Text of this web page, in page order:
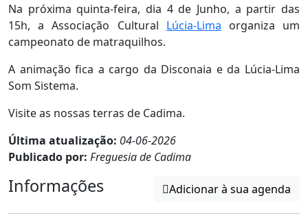
Na próxima quinta-feira, dia 4 de Junho, a partir das
15h, a Associação Cultural Lúcia-Lima organiza um
campeonato de matraquilhos.
A animação fica a cargo da Disconaia e da Lúcia-Lima
Som Sistema.
Visite as nossas terras de Cadima.
Última atualização: 04-06-2026
Publicado por: Freguesia de Cadima
Informações Adicionar à sua agenda